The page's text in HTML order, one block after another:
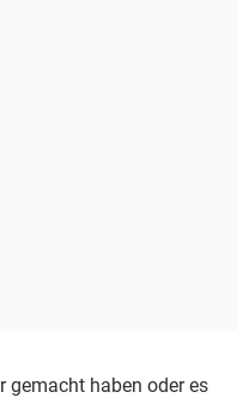
gemacht haben oder es